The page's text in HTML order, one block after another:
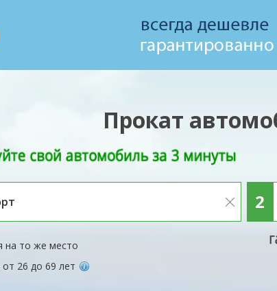
Прокат
на то же место
26 до 69 лет